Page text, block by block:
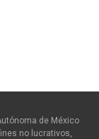
de México
no lucrativos,